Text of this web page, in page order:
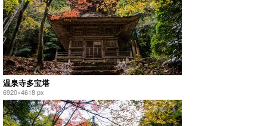
温泉寺多宝塔
6920×4618 px